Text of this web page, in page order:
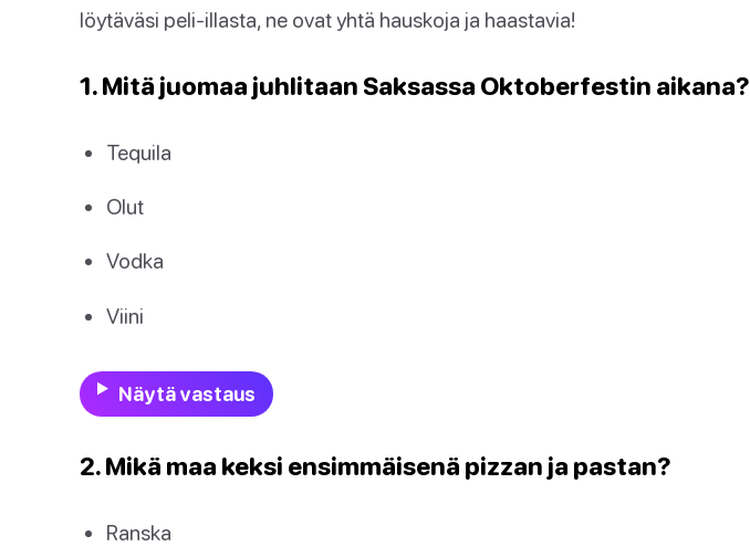
löytäväsi peli-illasta, ne ovat yhtä hauskoja ja haastavia!
1. Mitä juomaa juhlitaan Saksassa Oktoberfestin aikana?
Tequila
Olut
Vodka
Viini
Näytä vastaus
2. Mikä maa keksi ensimmäisenä pizzan ja pastan?
Ranska